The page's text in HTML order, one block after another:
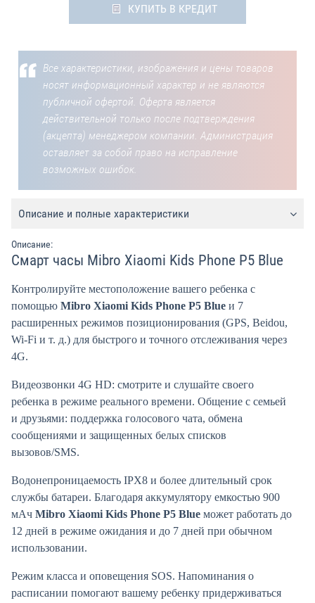
КУПИТЬ В КРЕДИТ
Все характеристики, изображения и цены товаров
носят информационный характер и не являются
публичной офертой. Оферта является
действительной только после подтверждения
(акцепта) менеджером компании. Администрация
оставляет за собой право на исправление
возможных ошибок.
Описание и полные характеристики
Описание:
Смарт часы Mibro Xiaomi Kids Phone P5 Blue
Контролируйте местоположение вашего ребенка с
помощью Mibro Xiaomi Kids Phone P5 Blue и 7
расширенных режимов позиционирования (GPS, Beidou,
Wi-Fi и т. д.) для быстрого и точного отслеживания через
4G.
Видеозвонки 4G HD: смотрите и слушайте своего
ребенка в режиме реального времени. Общение с семьей
и друзьями: поддержка голосового чата, обмена
сообщениями и защищенных белых списков
вызовов/SMS.
Водонепроницаемость IPX8 и более длительный срок
службы батареи. Благодаря аккумулятору емкостью 900
мАч Mibro Xiaomi Kids Phone P5 Blue может работать до
12 дней в режиме ожидания и до 7 дней при обычном
использовании.
Режим класса и оповещения SOS. Напоминания о
расписании помогают вашему ребенку придерживаться